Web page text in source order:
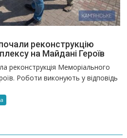
реконструкцію
на Майдані Героїв
реконструкція Меморіального
Роботи виконують у відповідь